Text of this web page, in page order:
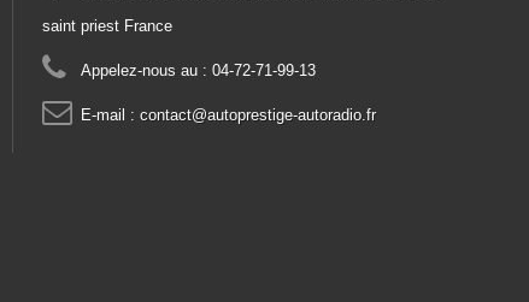
saint priest France
Appelez-nous au : 04-72-71-99-13
E-mail : contact@autoprestige-autoradio.fr